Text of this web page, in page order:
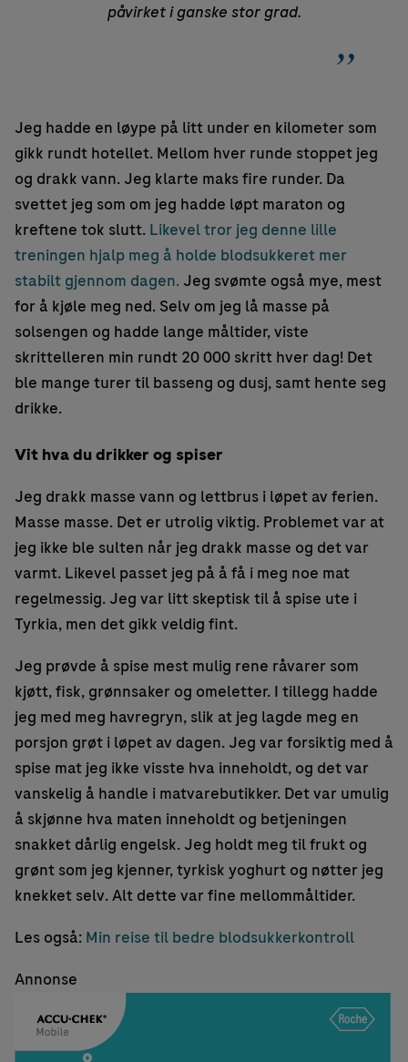
påvirket i ganske stor grad.
Jeg hadde en løype på litt under en kilometer som
gikk rundt hotellet. Mellom hver runde stoppet jeg
og drakk vann. Jeg klarte maks fire runder. Da
svettet jeg som om jeg hadde løpt maraton og
kreftene tok slutt. Likevel tror jeg denne lille
treningen hjalp meg å holde blodsukkeret mer
stabilt gjennom dagen. Jeg svømte også mye, mest
for å kjøle meg ned. Selv om jeg lå masse på
solsengen og hadde lange måltider, viste
skrittelleren min rundt 20 000 skritt hver dag! Det
ble mange turer til basseng og dusj, samt hente seg
drikke.
Vit hva du drikker og spiser
Jeg drakk masse vann og lettbrus i løpet av ferien.
Masse masse. Det er utrolig viktig. Problemet var at
jeg ikke ble sulten når jeg drakk masse og det var
varmt. Likevel passet jeg på å få i meg noe mat
regelmessig. Jeg var litt skeptisk til å spise ute i
Tyrkia, men det gikk veldig fint.
Jeg prøvde å spise mest mulig rene råvarer som
kjøtt, fisk, grønnsaker og omeletter. I tillegg hadde
jeg med meg havregryn, slik at jeg lagde meg en
porsjon grøt i løpet av dagen. Jeg var forsiktig med å
spise mat jeg ikke visste hva inneholdt, og det var
vanskelig å handle i matvarebutikker. Det var umulig
å skjønne hva maten inneholdt og betjeningen
snakket dårlig engelsk. Jeg holdt meg til frukt og
grønt som jeg kjenner, tyrkisk yoghurt og nøtter jeg
knekket selv. Alt dette var fine mellommåltider.
Les også: Min reise til bedre blodsukkerkontroll
Annonse